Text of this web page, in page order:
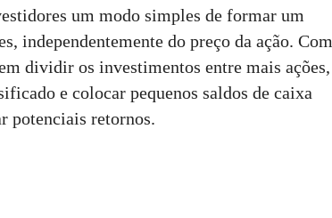
um modo simples de formar um
independentemente do preço da ação. Com
dividir os investimentos entre mais ações,
e colocar pequenos saldos de caixa
potenciais retornos.